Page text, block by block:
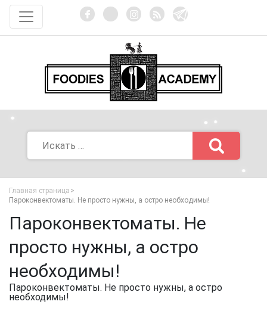
Главная страница
Пароконвектоматы. Не просто нужны, а остро необходимы!
Пароконвектоматы. Не
просто нужны, а остро
необходимы!
Пароконвектоматы. Не просто нужны, а остро
необходимы!